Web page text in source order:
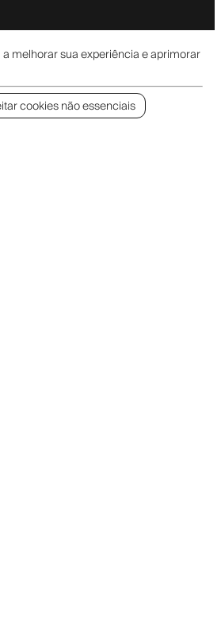
melhorar sua experiência e aprimorar
cookies não essenciais